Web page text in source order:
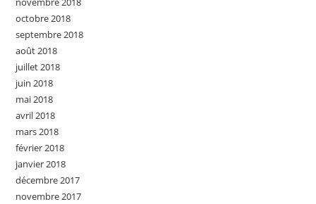
octobre 2018
septembre 2018
août 2018
juillet 2018
juin 2018
mai 2018
avril 2018
mars 2018
février 2018
janvier 2018
décembre 2017
novembre 2017